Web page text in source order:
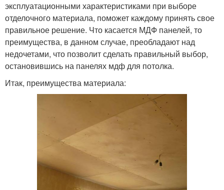
эксплуатационными характеристиками при выборе
отделочного материала, поможет каждому принять свое
правильное решение. Что касается МДФ панелей, то
преимущества, в данном случае, преобладают над
недочетами, что позволит сделать правильный выбор,
остановившись на панелях мдф для потолка.
Итак, преимущества материала: